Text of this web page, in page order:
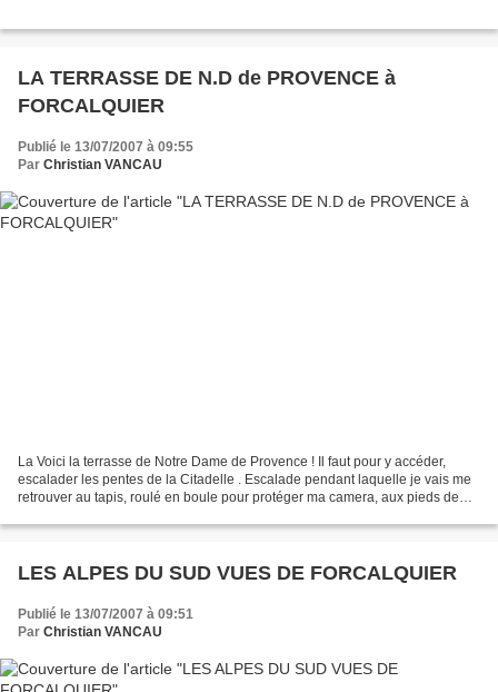
LA TERRASSE DE N.D de PROVENCE à
FORCALQUIER
Publié le 13/07/2007 à 09:55
Par Christian VANCAU
La Voici la terrasse de Notre Dame de Provence ! Il faut pour y accéder,
escalader les pentes de la Citadelle . Escalade pendant laquelle je vais me
retrouver au tapis, roulé en boule pour protéger ma camera, aux pieds de
LES ALPES DU SUD VUES DE FORCALQUIER
Publié le 13/07/2007 à 09:51
Par Christian VANCAU